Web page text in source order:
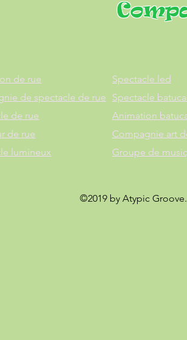
de rue
de spectacle de rue
de rue
de rue
lumineux
Spectacle led
Spectacle
Animation
Compagnie art
Groupe de
©2019 by Atypic Groove.